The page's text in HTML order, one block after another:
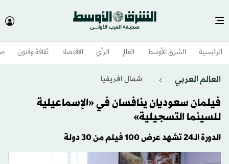
الرئيسية الشرق الأوسط​ العالم الرأي الاقتصاد ثقافة وفنون
العالم العربي شمال افريقيا
فيلمان سعوديان ينافسان في «الإسماعيلية
للسينما التسجيلية»
الدورة الـ24 تشهد عرض 100 فيلم من 30 دولة